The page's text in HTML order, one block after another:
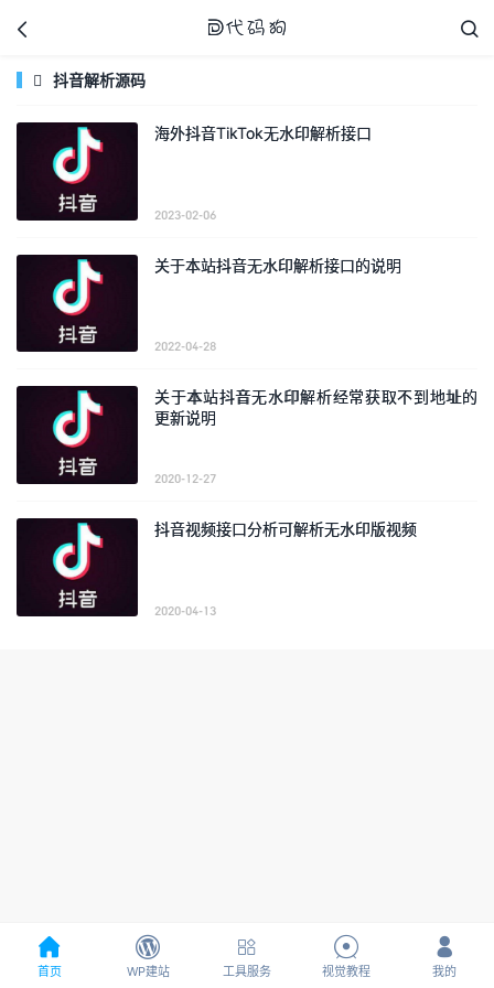

 
 抖音解析源码
海外抖音TikTok无水印解析接口
2023-02-06
关于本站抖音无水印解析接口的说明
2022-04-28
关于本站抖音无水印解析经常获取不到地址的
更新说明
2020-12-27
抖音视频接口分析可解析无水印版视频
2020-04-13

首页

WP建站

工具服务

视觉教程

我的